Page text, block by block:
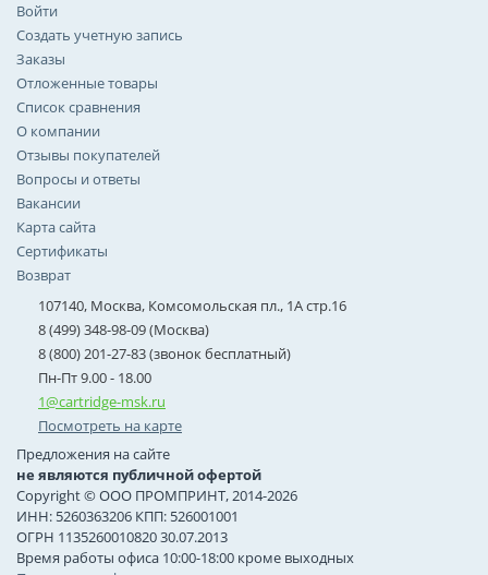
Войти
Создать учетную запись
Заказы
Отложенные товары
Список сравнения
О компании
Отзывы покупателей
Вопросы и ответы
Вакансии
Карта сайта
Сертификаты
Возврат
107140, Москва, Комсомольская пл., 1А стр.16
8 (499) 348-98-09 (Москва)
8 (800) 201-27-83 (звонок бесплатный)
Пн-Пт 9.00 - 18.00
1@cartridge-msk.ru
Посмотреть на карте
Предложения на сайте
не являются публичной офертой
Copyright © ООО ПРОМПРИНТ, 2014-2026
ИНН: 5260363206 КПП: 526001001
ОГРН 1135260010820 30.07.2013
Время работы офиса 10:00-18:00 кроме выходных